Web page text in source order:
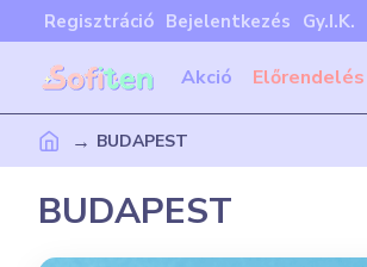
Regisztráció Bejelentkezés Gy.I.K.
Akció Előrendelés
BUDAPEST
BUDAPEST